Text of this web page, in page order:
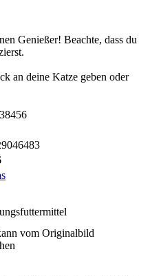
Genießer! Beachte, dass du
an deine Katze geben oder
vom Originalbild